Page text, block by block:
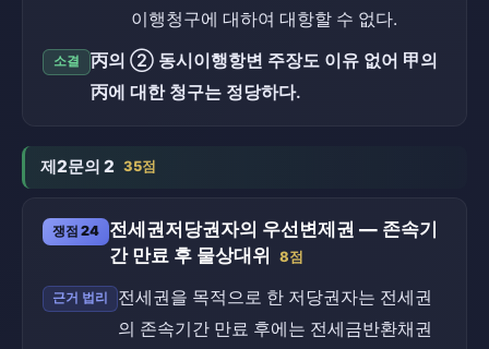
이행청구에 대하여 대항할 수 없다.
소결
丙의 ② 동시이행항변 주장도 이유 없어 甲의
丙에 대한 청구는 정당하다.
제2문의 2 35점
쟁점 24
전세권저당권자의 우선변제권 — 존속기
간 만료 후 물상대위
8점
근거 법리
전세권을 목적으로 한 저당권자는 전세권
의 존속기간 만료 후에는 전세금반환채권